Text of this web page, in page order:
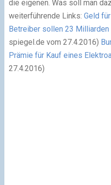
die eigenen. Was soll man
weiterführende Links: Geld
Betreiber sollen 23 Milliarden
spiegel.de vom 27.4.2016)
Prämie für Kauf eines
27.4.2016)